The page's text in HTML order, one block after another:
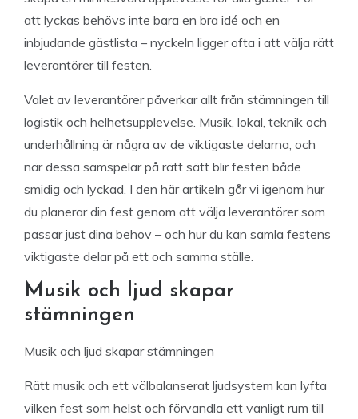
att lyckas behövs inte bara en bra idé och en
inbjudande gästlista – nyckeln ligger ofta i att välja rätt
leverantörer till festen.
Valet av leverantörer påverkar allt från stämningen till
logistik och helhetsupplevelse. Musik, lokal, teknik och
underhållning är några av de viktigaste delarna, och
när dessa samspelar på rätt sätt blir festen både
smidig och lyckad. I den här artikeln går vi igenom hur
du planerar din fest genom att välja leverantörer som
passar just dina behov – och hur du kan samla festens
viktigaste delar på ett och samma ställe.
Musik och ljud skapar
stämningen
Musik och ljud skapar stämningen
Rätt musik och ett välbalanserat ljudsystem kan lyfta
vilken fest som helst och förvandla ett vanligt rum till